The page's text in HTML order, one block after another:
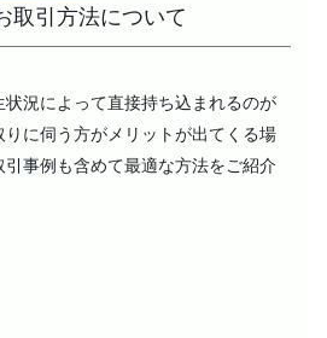
取引方法について
況によって直接持ち込まれるのが
に伺う方がメリットが出てくる場
事例も含めて最適な方法をご紹介